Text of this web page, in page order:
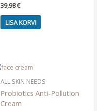
39,98€
LISA KORVI
ALL SKIN NEEDS
Probiotics Anti-Pollution
Cream